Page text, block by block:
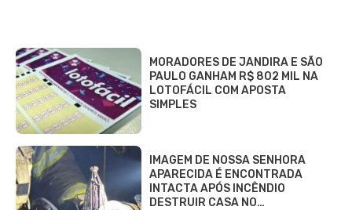
MORADORES DE JANDIRA E SÃO
PAULO GANHAM R$ 802 MIL NA
LOTOFÁCIL COM APOSTA
SIMPLES
IMAGEM DE NOSSA SENHORA
APARECIDA É ENCONTRADA
INTACTA APÓS INCÊNDIO
DESTRUIR CASA NO…